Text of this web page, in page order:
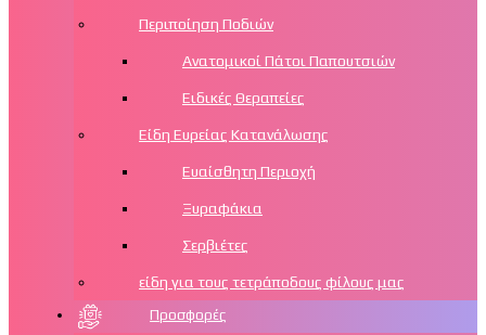
Περιποίηση Ποδιών
Aνατομικοί Πάτοι Παπουτσιών
Ειδικές Θεραπείες
Είδη Ευρείας Κατανάλωσης
Ευαίσθητη Περιοχή
Ξυραφάκια
Σερβιέτες
είδη για τους τετράποδους φίλους μας
Προσφορές